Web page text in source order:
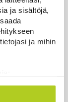
ja sisältöjä,
ja mihin